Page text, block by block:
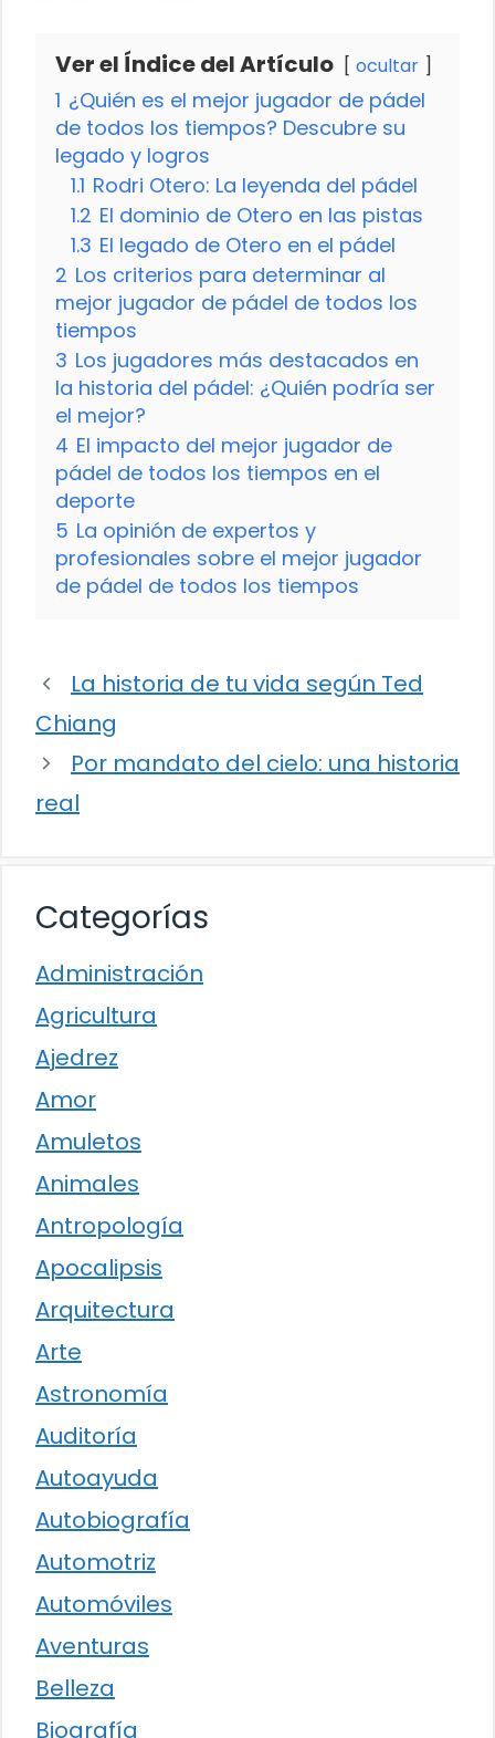
Ver el Índice del Artículo ocultar
1 ¿Quién es el mejor jugador de pádel
de todos los tiempos? Descubre su
legado y logros
1.1 Rodri Otero: La leyenda del pádel
1.2 El dominio de Otero en las pistas
1.3 El legado de Otero en el pádel
2 Los criterios para determinar al
mejor jugador de pádel de todos los
tiempos
3 Los jugadores más destacados en
la historia del pádel: ¿Quién podría ser
el mejor?
4 El impacto del mejor jugador de
pádel de todos los tiempos en el
deporte
5 La opinión de expertos y
profesionales sobre el mejor jugador
de pádel de todos los tiempos
La historia de tu vida según Ted
Chiang
Por mandato del cielo: una historia
real
Categorías
Administración
Agricultura
Ajedrez
Amor
Amuletos
Animales
Antropología
Apocalipsis
Arquitectura
Arte
Astronomía
Auditoría
Autoayuda
Autobiografía
Automotriz
Automóviles
Aventuras
Belleza
Biografía